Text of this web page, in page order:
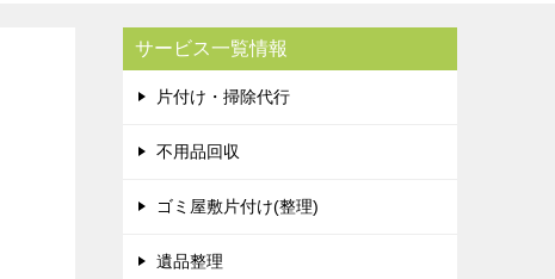
サービス一覧情報
片付け・掃除代行
不用品回収
ゴミ屋敷片付け(整理)
遺品整理